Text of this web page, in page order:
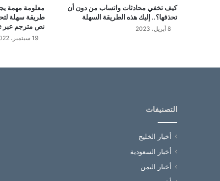
كيف تخفي محادثات واتساب من دون أن
تحذفها؟.. إليك هذه الطريقة السهلة
8 أبريل، 2023
معلومة مهمة
طريقة سهلة
نص مترجم عبر Google Translate
19 سبتمبر، 2022
التصنيفات
أخبار الخليج
أخبار السعودية
أخبار اليمن